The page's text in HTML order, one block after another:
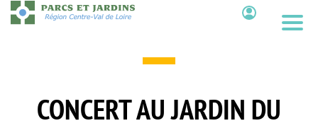
Aller
au
CONCERT AU JARDIN DU